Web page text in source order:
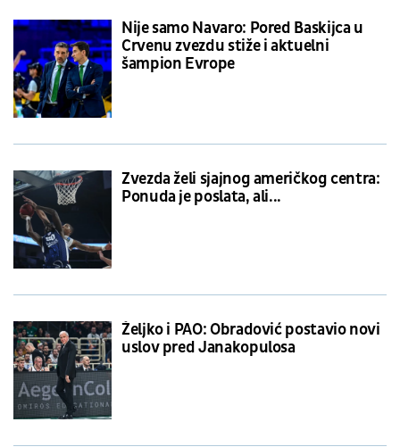
Nije samo Navaro: Pored Baskijca u
Crvenu zvezdu stiže i aktuelni
šampion Evrope
Zvezda želi sjajnog američkog centra:
Ponuda je poslata, ali...
Željko i PAO: Obradović postavio novi
uslov pred Janakopulosa